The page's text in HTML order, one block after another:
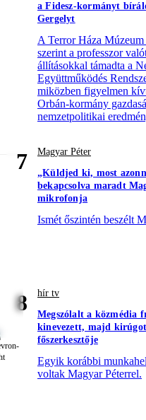
a Fidesz-kormányt
Gergelyt
A Terror Háza
szerint a professzor
állításokkal támadta a
Együttműködés
miközben figyelmen
Orbán-kormány
nemzetpolitikai
7
Magyar Péter
„Küldjed ki, most
bekapcsolva maradt
mikrofonja
Ismét őszintén beszélt
8
hír tv
Megszólalt a közmédia
kinevezett, majd
főszerkesztője
Egyik korábbi
voltak Magyar Péterrel.